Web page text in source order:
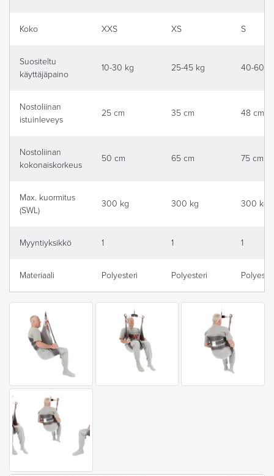
Koko XXS XS S
Suositeltu
käyttäjäpaino
10-30 kg 25-45 kg 40-60
Nostoliinan
istuinleveys
25 cm 35 cm 48 cm
Nostoliinan
kokonaiskorkeus
50 cm 65 cm 75 cm
Max. kuormitus
(SWL)
300 kg 300 kg 300 kg
Myyntiyksikkö 1 1 1
Materiaali Polyesteri Polyesteri